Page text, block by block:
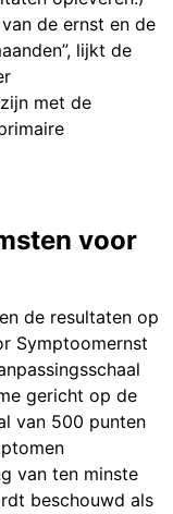
de ernst en de
lijkt de
met de
voor
de resultaten op
Symptoomernst
gericht op de
van 500 punten
van ten minste
beschouwd als